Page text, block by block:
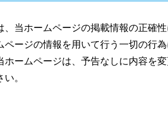
、当ホームページの掲載情報の正確
ページの情報を用いて行う一切の行
ホームページは、予告なしに内容を
い。